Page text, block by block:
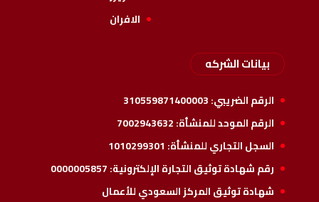
الافران
بيانات الشركه
الرقم الضريبي:310559871400003
الرقم الموحد للمنشأة:7002943632
السجل التجاري للمنشأة: 1010299301
رقم شهادة توثيق التجارة الإلكترونية:0000005857
شهادة توثيق المركز السعودي للأعمال